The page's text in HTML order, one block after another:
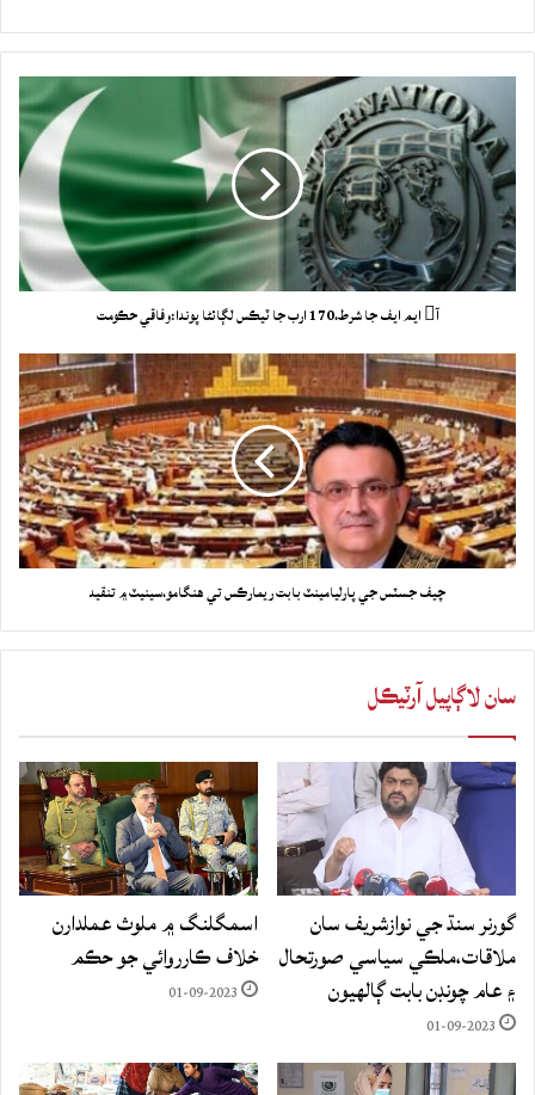
آ ايم ايف جا شرط،170 ارب جا ٽيڪس لڳائڻا پوندا:وفاقي حڪومت
چيف جسٽس جي پارليامينٽ بابت ريمارڪس تي هنگامو،سينيٽ ۾ تنقيد
سان لاڳاپيل آرٽيڪل
گورنر سنڌ جي نوازشريف سان
ملاقات،ملڪي سياسي صورتحال
۽ عام چونڊن بابت ڳالهيون
01-09-2023
اسمگلنگ ۾ ملوث عملدارن
خلاف ڪارروائي جو حڪم
01-09-2023